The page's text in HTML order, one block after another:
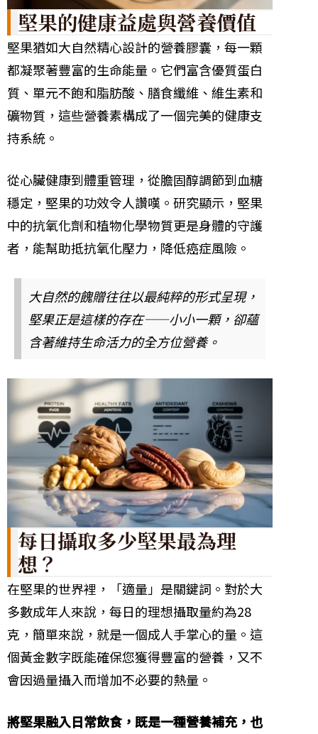
堅果的健康益處與營養價值
堅果猶如大自然精心設計的營養膠囊，每一顆
都凝聚著豐富的生命能量。它們富含優質蛋白
質、單元不飽和脂肪酸、膳食纖維、維生素和
礦物質，這些營養素構成了一個完美的健康支
持系統。
從心臟健康到體重管理，從膽固醇調節到血糖
穩定，堅果的功效令人讚嘆。研究顯示，堅果
中的抗氧化劑和植物化學物質更是身體的守護
者，能幫助抵抗氧化壓力，降低癌症風險。
大自然的餽贈往往以最純粹的形式呈現，
堅果正是這樣的存在——小小一顆，卻蘊
含著維持生命活力的全方位營養。
每日攝取多少堅果最為理
想？
在堅果的世界裡，「適量」是關鍵詞。對於大
多數成年人來說，每日的理想攝取量約為28
克，簡單來說，就是一個成人手掌心的量。這
個黃金數字既能確保您獲得豐富的營養，又不
會因過量攝入而增加不必要的熱量。
將堅果融入日常飲食，既是一種營養補充，也